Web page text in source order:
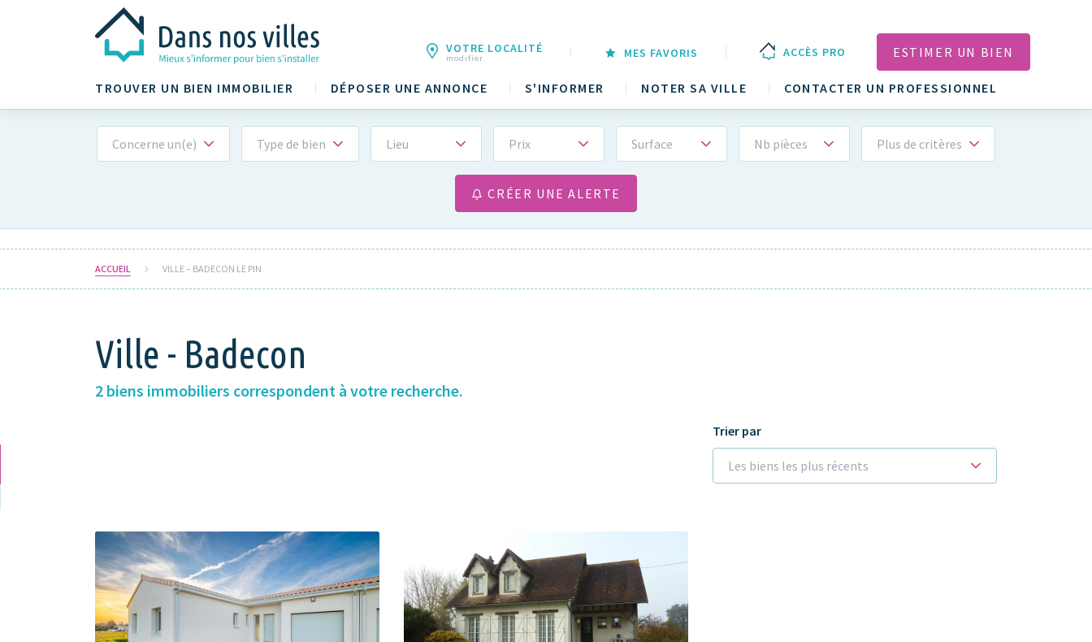
TROUVER UN BIEN IMMOBILIER DÉPOSER UNE ANNONCE S'INFORMER NOTER SA VILLE CONTACTER UN PROFESSIONNEL
VOTRE LOCALITÉ
modifier MES FAVORIS ACCÈS PRO ESTIMER UN BIEN
Concerne un(e) Type de bien Lieu Prix Surface Nb pièces Plus de critères
CRÉER UNE ALERTE
ACCUEIL VILLE – BADECON LE PIN
Ville - Badecon
2 biens immobiliers correspondent à votre recherche.
Trier par
Les biens les plus récents